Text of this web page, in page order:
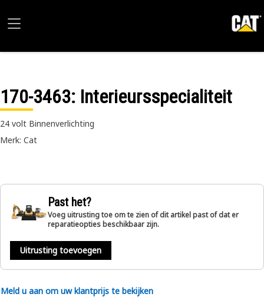
170-3463: Interieursspecialiteit
24 volt Binnenverlichting
Merk: Cat
Past het?
Voeg uitrusting toe om te zien of dit artikel past of dat er
reparatieopties beschikbaar zijn.
Uitrusting toevoegen
Meld u aan om uw klantprijs te bekijken